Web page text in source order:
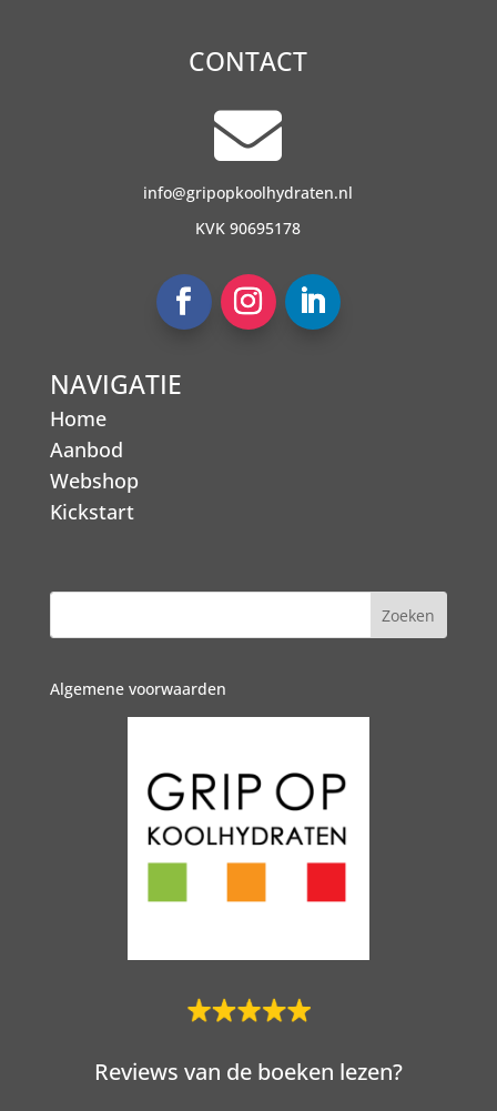
CONTACT

info@gripopkoolhydraten.nl
KVK 90695178
NAVIGATIE
Home
Aanbod
Webshop
Kickstart
Algemene voorwaarden
Reviews van de boeken lezen?